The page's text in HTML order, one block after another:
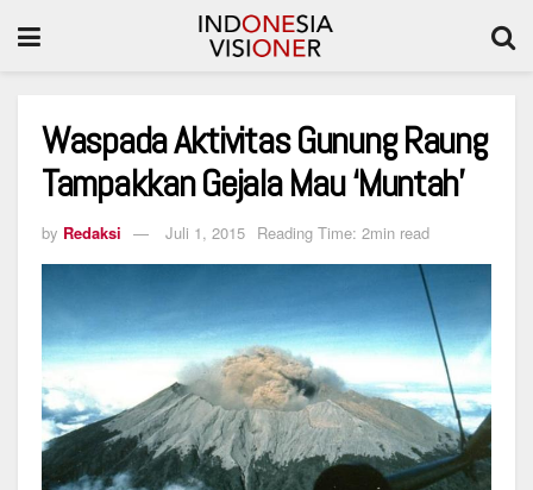
Waspada Aktivitas Gunung Raung
Tampakkan Gejala Mau ‘Muntah’
by Redaksi Juli 1, 2015 Reading Time: 2min read